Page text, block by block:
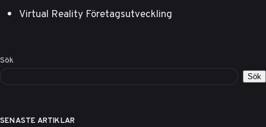
Virtual Reality Företagsutveckling
Sök
Sök
SENASTE ARTIKLAR